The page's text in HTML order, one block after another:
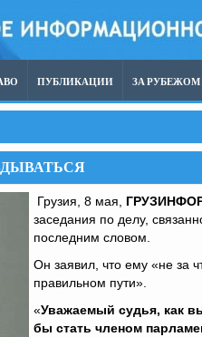
ПУБЛИКАЦИИ ЗА РУБЕЖОМ
Грузия, 8 мая,
заседания по делу,
последним словом.
Он заявил, что ему «не за
правильном пути».
«Уважаемый судья, как
бы стать членом